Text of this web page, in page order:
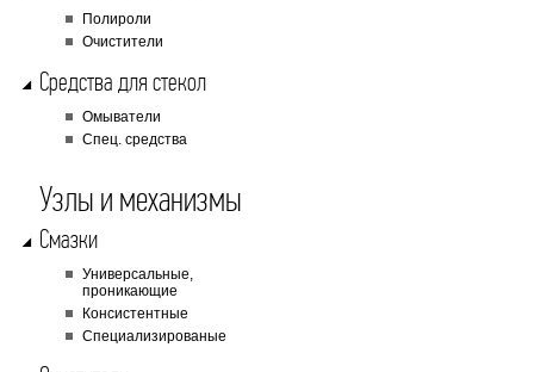
Полироли
Очистители
Средства для стекол
Омыватели
Cпец. средства
Узлы и механизмы
Смазки
Универсальные,
проникающие
Консистентные
Специализированые